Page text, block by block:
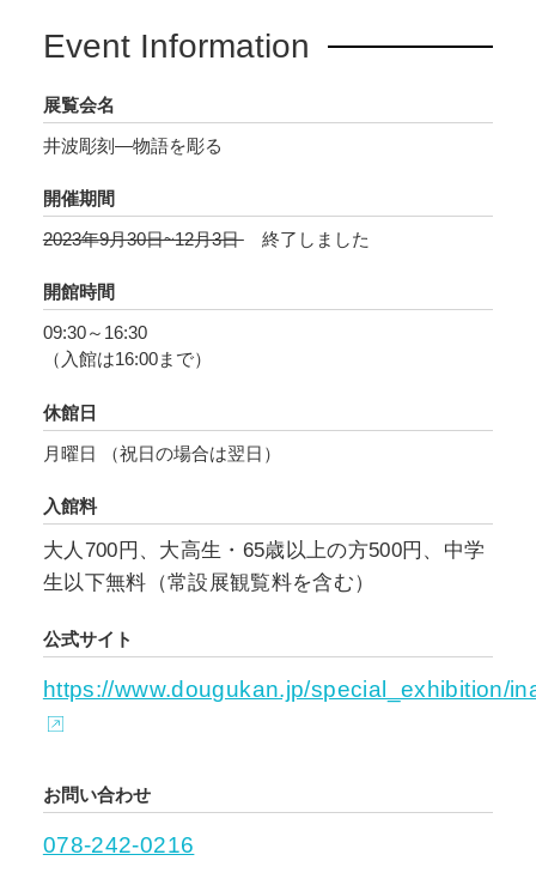
(ひきやま)）はもちろん、国内の著名な寺社建
本願寺、近年では2018年に復元された名古屋城
本丸御殿でもその腕をふるっています。
本展では、大胆な深彫りに高度な木彫刻技術が
凝縮された寺院彫刻、豪華絢爛な祭り屋台を飾
間として大きく発展した繊細優美な彫刻欄間な
どを展示します。また200本以上の鑿と彫刻刀を
駆使する制作工程を実際に使われる道具と下
絵、映像等で紹介します。
Event Information
展覧会名
井波彫刻―物語を彫る
開催期間
2023年9月30日~12月3日
終了しました
開館時間
09:30～16:30
（入館は16:00まで）
休館日
月曜日 （祝日の場合は翌日）
入館料
大人700円、大高生・65歳以上の方500円、中学
生以下無料（常設展観覧料を含む）
公式サイト
https://www.dougukan.jp/special_exhibition/
お問い合わせ
078-242-0216